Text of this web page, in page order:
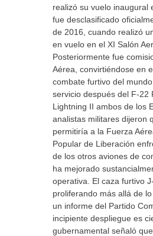
realizó su vuelo inaugural
fue desclasificado
de 2016, cuando realizó
en vuelo en el XI Salón
Posteriormente fue
Aérea, convirtiéndose en
combate furtivo del
servicio después del F-22
Lightning II ambos de los
analistas militares dijeron
permitiría a la Fuerza
Popular de Liberación
de los otros aviones de
ha mejorado
operativa. El caza furtivo
proliferando más allá de lo
un informe del Partido
incipiente despliegue es
gubernamental señaló